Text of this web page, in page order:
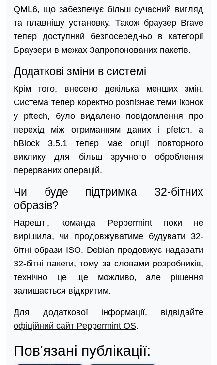
QML6, що забезпечує більш сучасний вигляд
та плавнішу установку. Також браузер Brave
тепер доступний безпосередньо в категорії
Браузери в межах Запропонованих пакетів.
Додаткові зміни в системі
Крім того, внесено декілька менших змін.
Система тепер коректно розпізнає теми іконок
у pftech, було видалено повідомлення про
перехід між отриманням даних і pfetch, а
hBlock 3.5.1 тепер має опції повторного
виклику для більш зручного оброблення
перерваних операцій.
Чи буде підтримка 32-бітних
образів?
Нарешті, команда Peppermint поки не
вирішила, чи продовжуватиме будувати 32-
бітні образи ISO. Debian продовжує надавати
32-бітні пакети, тому за словами розробників,
технічно це ще можливо, але рішення
залишається відкритим.
Для додаткової інформації, відвідайте
офіційний сайт Peppermint OS.
Пов'язані публікації: